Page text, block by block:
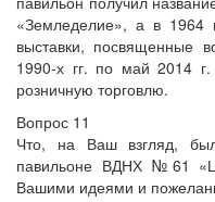
«Земледелие», а в 1964
выставки, посвященные
1990-х гг. по май 2014
розничную торговлю.
Вопрос 11
Что, на Ваш взгляд,
павильоне ВДНХ №61
Вашими идеями и